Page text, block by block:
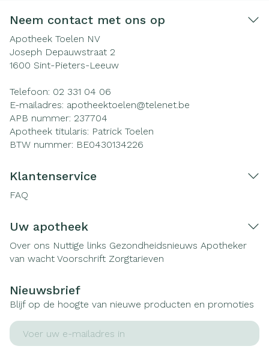
Neem contact met ons op
Apotheek Toelen NV
Joseph Depauwstraat 2
1600 Sint-Pieters-Leeuw
Telefoon: 02 331 04 06
E-mailadres: apotheektoelen@telenet.be
APB nummer: 237704
Apotheek titularis: Patrick Toelen
BTW nummer: BE0430134226
Klantenservice
FAQ
Uw apotheek
Over ons Nuttige links Gezondheidsnieuws Apotheker
van wacht Voorschrift Zorgtarieven
Nieuwsbrief
Blijf op de hoogte van nieuwe producten en promoties
E-mail adres